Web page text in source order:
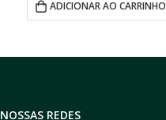
ADICIONAR AO CARRINHO
NOSSAS REDES